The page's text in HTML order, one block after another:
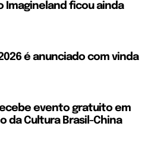
Imagineland ficou ainda
é anunciado com vinda
evento gratuito em
da Cultura Brasil-China